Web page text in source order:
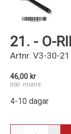
21. - O-
Artnr. V3-30-21
46,00 kr
Inkl. moms
4-10 dagar